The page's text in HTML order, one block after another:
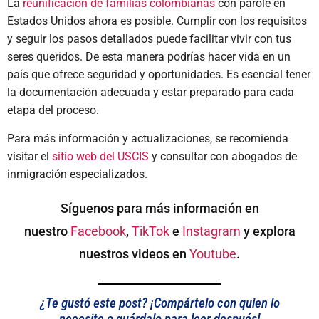
La reunificación de familias colombianas con parole en
Estados Unidos ahora es posible. Cumplir con los requisitos
y seguir los pasos detallados puede facilitar vivir con tus
seres queridos. De esta manera podrías hacer vida en un
país que ofrece seguridad y oportunidades. Es esencial tener
la documentación adecuada y estar preparado para cada
etapa del proceso.
Para más información y actualizaciones, se recomienda
visitar el sitio web del USCIS y consultar con abogados de
inmigración especializados.
Síguenos para más información en
nuestro Facebook, TikToke Instagram y explora
nuestros videos en Youtube.
¿Te gustó este post? ¡Compártelo con quien lo